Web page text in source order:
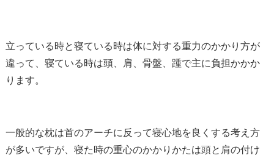
立っている時と寝ている時は体に対する重力のかかり方が
違って、寝ている時は頭、肩、骨盤、踵で主に負担かかか
ります。
一般的な枕は首のアーチに反って寝心地を良くする考え方
が多いですが、寝た時の重心のかかりかたは頭と肩の付け